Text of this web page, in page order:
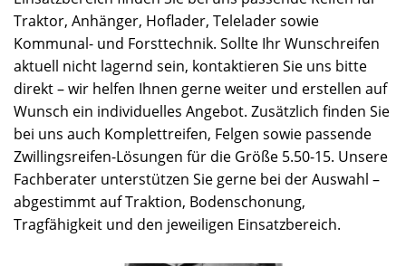
Traktor, Anhänger, Hoflader, Telelader sowie
Kommunal- und Forsttechnik. Sollte Ihr Wunschreifen
aktuell nicht lagernd sein, kontaktieren Sie uns bitte
direkt – wir helfen Ihnen gerne weiter und erstellen auf
Wunsch ein individuelles Angebot. Zusätzlich finden Sie
bei uns auch Komplettreifen, Felgen sowie passende
Zwillingsreifen-Lösungen für die Größe 5.50-15. Unsere
Fachberater unterstützen Sie gerne bei der Auswahl –
abgestimmt auf Traktion, Bodenschonung,
Tragfähigkeit und den jeweiligen Einsatzbereich.